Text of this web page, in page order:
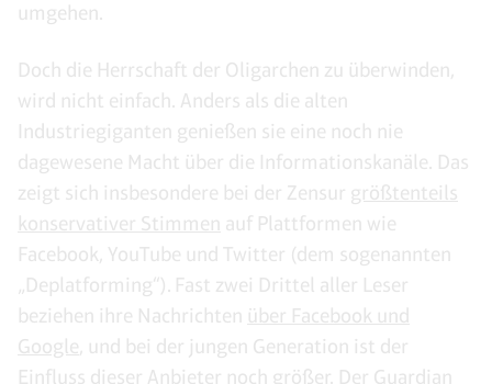
umgehen.
Doch die Herrschaft der Oligarchen zu überwinden,
wird nicht einfach. Anders als die alten
Industriegiganten genießen sie eine noch nie
dagewesene Macht über die Informationskanäle. Das
zeigt sich insbesondere bei der Zensur größtenteils
konservativer Stimmen auf Plattformen wie
Facebook, YouTube und Twitter (dem sogenannten
„Deplatforming“). Fast zwei Drittel aller Leser
beziehen ihre Nachrichten über Facebook und
Google, und bei der jungen Generation ist der
Einfluss dieser Anbieter noch größer . Der Guardian